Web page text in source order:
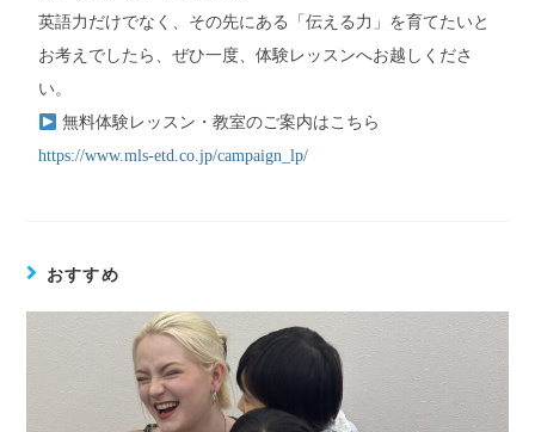
英語力だけでなく、その先にある「伝える力」を育てたいと
お考えでしたら、ぜひ一度、体験レッスンへお越しくださ
い。
無料体験レッスン・教室のご案内はこちら
https://www.mls-etd.co.jp/campaign_lp/
おすすめ